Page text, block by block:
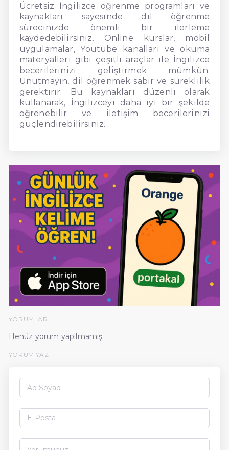
Ücretsiz İngilizce öğrenme programları ve
kaynakları sayesinde dil öğrenme
sürecinizde önemli bir ilerleme
kaydedebilirsiniz. Online kurslar, mobil
uygulamalar, Youtube kanalları ve okuma
materyalleri gibi çeşitli araçlar ile İngilizce
becerilerinizi geliştirmek mümkün.
Unutmayın, dil öğrenmek sabır ve süreklilik
gerektirir. Bu kaynakları düzenli olarak
kullanarak, İngilizceyi daha iyi bir şekilde
öğrenebilir ve iletişim becerilerinizi
güçlendirebilirsiniz.
YORUMLAR
Henüz yorum yapılmamış.
YORUM YAZ